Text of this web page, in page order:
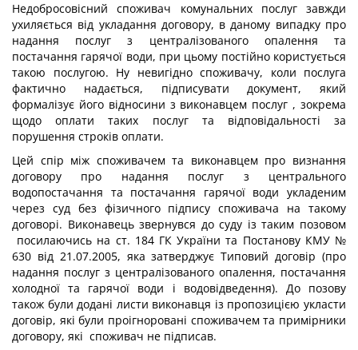
Недобросовісний споживач комунальних послуг завжди
ухиляється від укладання договору, в даному випадку про
надання послуг з централізованого опалення та
постачання гарячої води, при цьому постійно користується
такою послугою. Ну невигідно споживачу, коли послуга
фактично надається, підписувати документ, який
формалізує його відносини з виконавцем послуг , зокрема
щодо оплати таких послуг та відповідальності за
порушення строків оплати.
Цей спір між споживачем та виконавцем про визнання
договору про надання послуг з центрального
водопостачання та постачання гарячої води укладеним
через суд без фізичного підпису споживача на такому
договорі. Виконавець звернувся до суду із таким позовом
посилаючись на ст. 184 ГК України та Постанову КМУ №
630 від 21.07.2005, яка затверджує Типовий договір (про
надання послуг з централізованого опалення, постачання
холодної та гарячої води і водовідведення). До позову
також були додані листи виконавця із пропозицією укласти
договір, які були проігноровані споживачем та примірники
договору, які споживач не підписав.